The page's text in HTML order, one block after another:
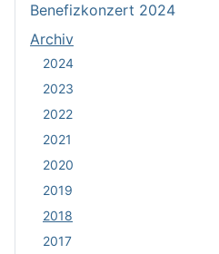
Benefizkonzert 2024
Archiv
2024
2023
2022
2021
2020
2019
2018
2017